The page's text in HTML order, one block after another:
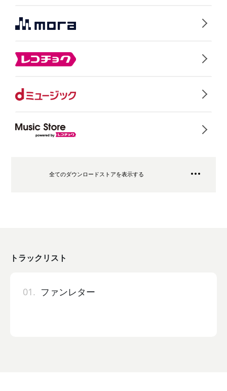
全てのダウンロードストアを表示する
トラックリスト
01. ファンレター